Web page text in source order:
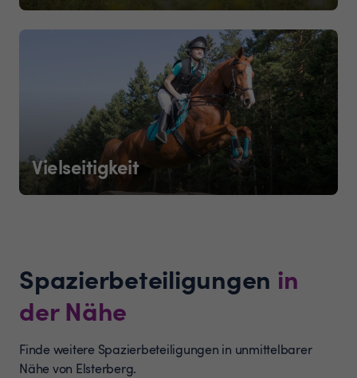
Vielseitigkeit
Spazierbeteiligungen in
der Nähe
Finde weitere Spazierbeteiligungen in unmittelbarer
Nähe von Elsterberg.